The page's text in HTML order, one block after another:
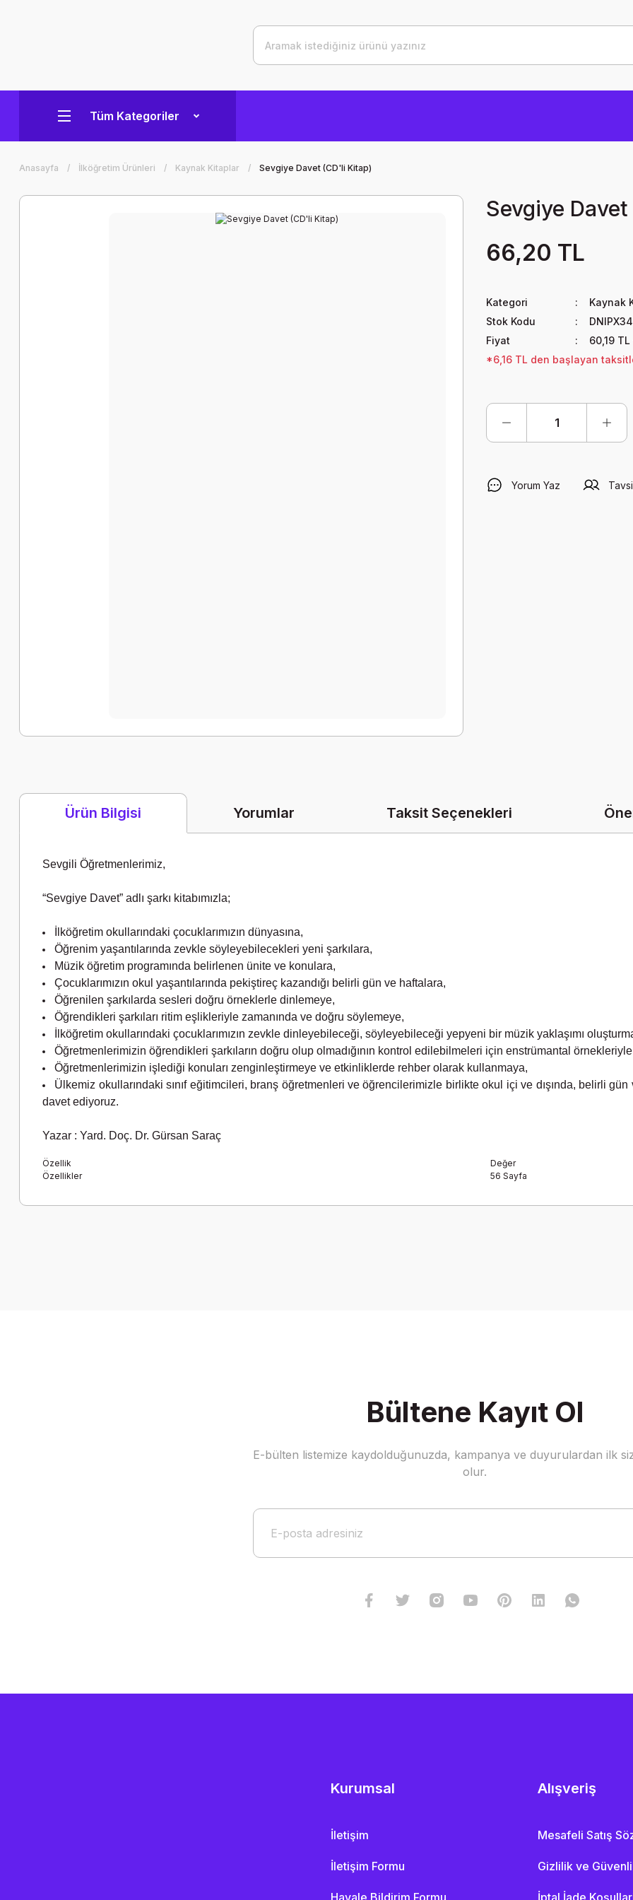
Tüm Kategoriler
Anasayfa İlköğretim Ürünleri Kaynak Kitaplar Sevgiye Davet (CD'li Kitap)
Sevgiye
66,20 TL
Kategori
Kaynak
Stok Kodu
Fiyat
60,19 TL
*6,16 TL den başlayan
Yorum Yaz
Ürün Bilgisi Yorumlar Taksit Seçenekleri
Sevgili Öğretmenlerimiz,
“Sevgiye Davet” adlı şarkı kitabımızla;
İlköğretim okullarındaki çocuklarımızın dünyasına,
Öğrenim yaşantılarında zevkle söyleyebilecekleri yeni şarkılara,
Müzik öğretim programında belirlenen ünite ve konulara,
Çocuklarımızın okul yaşantılarında pekiştireç kazandığı belirli gün ve haftalara,
Öğrenilen şarkılarda sesleri doğru örneklerle dinlemeye,
Öğrendikleri şarkıları ritim eşlikleriyle zamanında ve doğru söylemeye,
İlköğretim okullarındaki çocuklarımızın zevkle dinleyebileceği, söyleyebileceği yepyeni bir müzik yaklaşımı
Öğretmenlerimizin öğrendikleri şarkıların doğru olup olmadığının kontrol edilebilmeleri için enstrümantal
Öğretmenlerimizin işlediği konuları zenginleştirmeye ve etkinliklerde rehber olarak kullanmaya,
Ülkemiz okullarındaki sınıf eğitimcileri, branş öğretmenleri ve öğrencilerimizle birlikte okul içi ve dışında, belirli
davet ediyoruz.
Yazar : Yard. Doç. Dr. Gürsan Saraç
Özellik
Değer
Özellikler
56 Sayfa
Gönder
Bültene Kayıt Ol
E-bülten listemize kaydolduğunuzda, kampanya ve duyurulardan ilk
olur.
Kurumsal
İletişim
İletişim Formu
Havale Bildirim Formu
Alışveriş
Mesafeli Satış
Gizlilik ve
İptal İade